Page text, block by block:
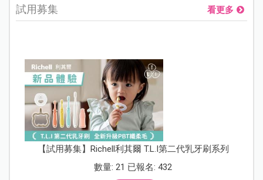
試用募集 看更多
【試用募集】Richell利其爾 T.L.I第二代乳牙刷系列
數量: 21 已報名: 432